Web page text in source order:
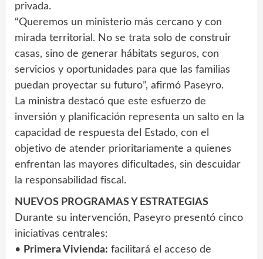
privada.
“Queremos un ministerio más cercano y con
mirada territorial. No se trata solo de construir
casas, sino de generar hábitats seguros, con
servicios y oportunidades para que las familias
puedan proyectar su futuro”, afirmó Paseyro.
La ministra destacó que este esfuerzo de
inversión y planificación representa un salto en la
capacidad de respuesta del Estado, con el
objetivo de atender prioritariamente a quienes
enfrentan las mayores dificultades, sin descuidar
la responsabilidad fiscal.
NUEVOS PROGRAMAS Y ESTRATEGIAS
Durante su intervención, Paseyro presentó cinco
iniciativas centrales:
• Primera Vivienda: facilitará el acceso de